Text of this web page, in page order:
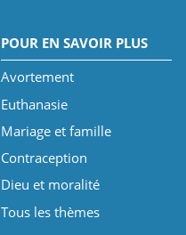
POUR EN SAVOIR PLUS
Avortement
Euthanasie
Mariage et famille
Contraception
Dieu et moralité
Tous les thèmes